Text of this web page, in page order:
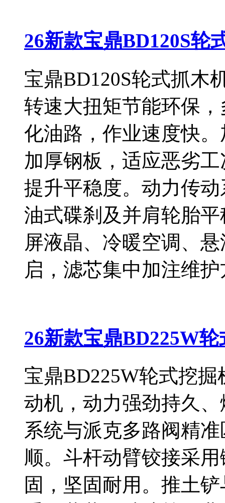
2026新款宝鼎BD75D
宝鼎75D轮式挖掘机
理，保养成本低。负
式，省油高效。大小
实耐造。全液压碟刹
动协调，驾驶室豪华
活省油，用着放心。